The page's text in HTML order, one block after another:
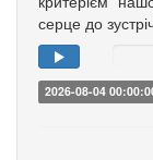
серце до
2026-08-04